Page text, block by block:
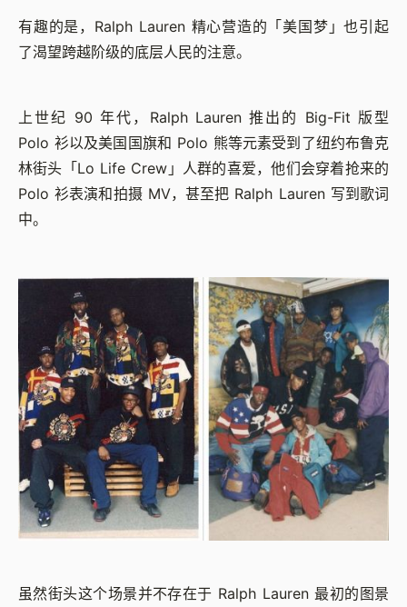
有趣的是，Ralph Lauren 精心营造的「美国梦」也引起
了渴望跨越阶级的底层人民的注意。
上世纪 90 年代，Ralph Lauren 推出的 Big-Fit 版型
Polo 衫以及美国国旗和 Polo 熊等元素受到了纽约布鲁克
林街头「Lo Life Crew」人群的喜爱，他们会穿着抢来的
Polo 衫表演和拍摄 MV，甚至把 Ralph Lauren 写到歌词
中。
虽然街头这个场景并不存在于 Ralph Lauren 最初的图景